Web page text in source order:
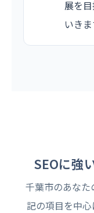
展を
いきま
SEOに強
千葉市のあな
記の項目を中